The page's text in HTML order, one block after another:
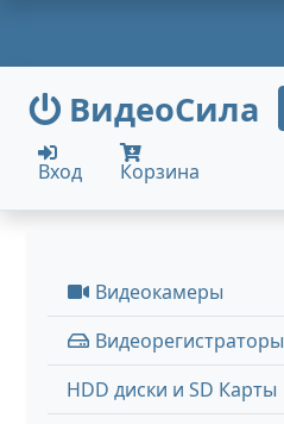
ВидеоСила
Вход Корзина
Видеокамеры
Видеорегистраторы
HDD диски и SD Карты